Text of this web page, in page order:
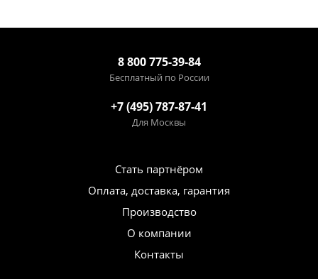
8 800 775-39-84
Бесплатный по России
+7 (495) 787-87-41
Для Москвы
Стать партнёром
Оплата, доставка, гарантия
Производство
О компании
Контакты